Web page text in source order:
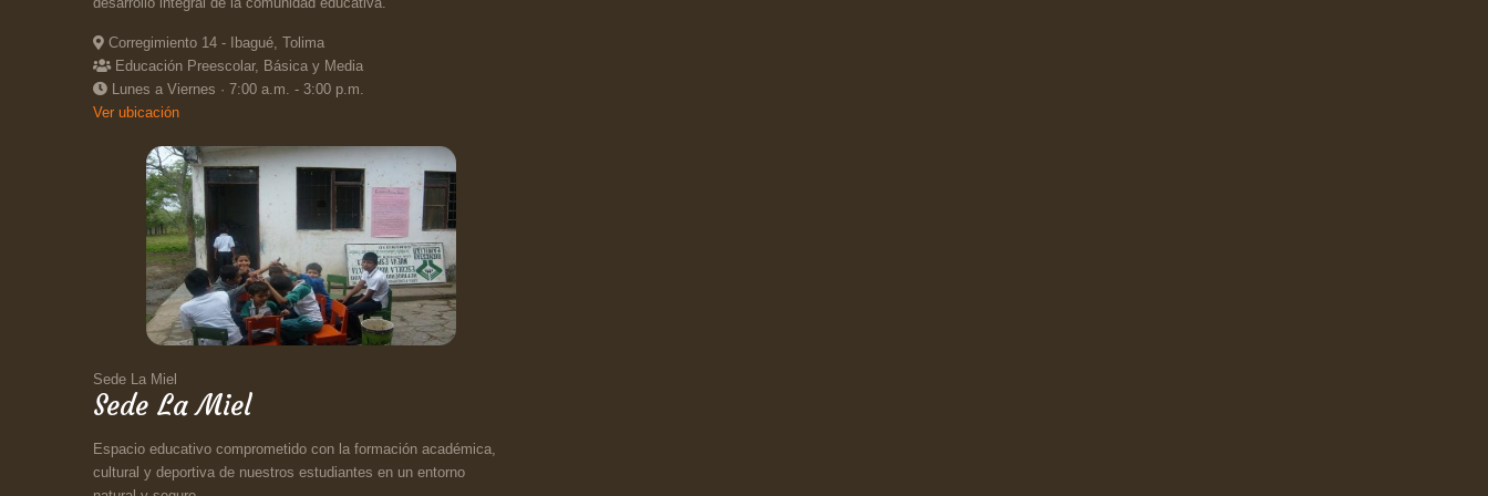
Corregimiento 14 - Ibagué, Tolima
Educación Preescolar, Básica y Media
Lunes a Viernes · 7:00 a.m. - 3:00 p.m.
Ver ubicación
Sede La Miel
Sede La Miel
Espacio educativo comprometido con la formación académica,
cultural y deportiva de nuestros estudiantes en un entorno